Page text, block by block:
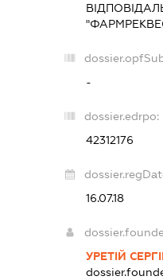
-
dossier.edrpo:
42312176
16.07.18
УРЕТІЙ